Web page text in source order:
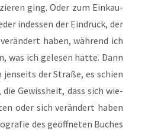
ging. Oder zum Ein­kau­
indes­sen der Ein­druck, der
haben, wäh­rend ich
was ich gele­sen hat­te. Dann
der Stra­ße, es schien
Gewiss­heit, dass sich wie­
oder sich ver­än­dert haben
des geöff­ne­ten Buches